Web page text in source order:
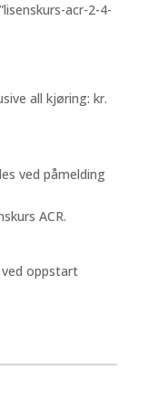
acr-2-4-
all kjøring: kr.
ved påmelding
ACR.
oppstart